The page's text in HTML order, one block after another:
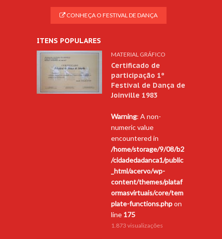
CONHEÇA O FESTIVAL DE DANÇA
ITENS POPULARES
MATERIAL GRÁFICO
Certificado de
participação 1º
Festival de Dança de
Joinville 1983
Warning: A non-
numeric value
encountered in
/home/storage/9/08/b2
/cidadedadanca1/public
_html/acervo/wp-
content/themes/plataf
ormasvirtuais/core/tem
plate-functions.phpon
line 175
1.873 visualizações